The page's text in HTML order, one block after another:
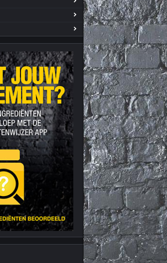
Citrus Aurantium
Tribulus Terrestris
Vitaminen en
mineralen
Weight Gainers